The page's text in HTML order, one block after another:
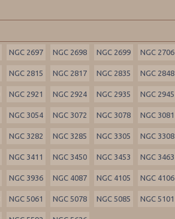
NGC 2697 NGC 2698 NGC 2699 NGC 2706
NGC 2815 NGC 2817 NGC 2835 NGC 2848
NGC 2921 NGC 2924 NGC 2935 NGC 2945
NGC 3054 NGC 3072 NGC 3078 NGC 3081
NGC 3282 NGC 3285 NGC 3305 NGC 3308
NGC 3411 NGC 3450 NGC 3453 NGC 3463
NGC 3936 NGC 4087 NGC 4105 NGC 4106
NGC 5061 NGC 5078 NGC 5085 NGC 5101